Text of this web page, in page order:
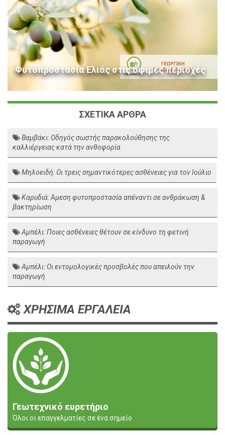
Φυτοπροστασία Ελιάς στις όψιμες περιοχές
ΣΧΕΤΙΚΑ ΑΡΘΡΑ
Βαμβάκι: Οδηγός σωστής παρακολούθησης της
καλλιέργειας κατά την ανθοφορία
Μηλοειδή: Οι τρεις σημαντικότερες ασθένειες για τον Ιούλιο
Καρυδιά: Άμεση φυτοπροστασία απέναντι σε ανθράκωση &
βακτηρίωση
Αμπέλι: Ποιες ασθένειες θέτουν σε κίνδυνο τη φετινή
παραγωγή
Αμπέλι: Οι εντομολογικές προσβολές που απειλούν την
παραγωγή
ΧΡΗΣΙΜΑ ΕΡΓΑΛΕΙΑ
Γεωτεχνικό ευρετήριο
Όλοι οι επαγγελματίες σε ένα σημείο